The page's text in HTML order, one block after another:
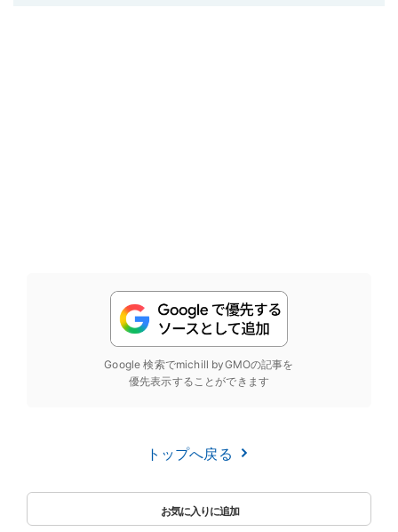
Google 検索でmichill byGMOの記事を
優先表示することができます
トップへ戻る